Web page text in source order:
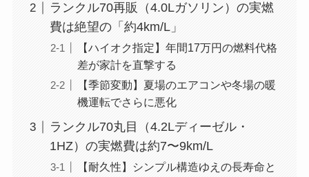
ランクル70再販（4.0Lガソリン）の実燃
費は絶望の「約4km/L」
【ハイオク指定】年間17万円の燃料代格
差が家計を直撃する
【季節変動】夏場のエアコンや冬場の暖
機運転でさらに悪化
ランクル70丸目（4.2Lディーゼル・
1HZ）の実燃費は約7〜9km/L
【耐久性】シンプル構造ゆえの長寿命と